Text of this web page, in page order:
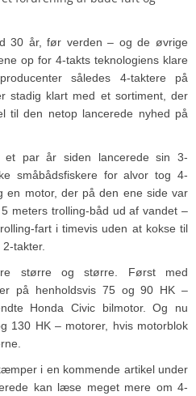
30 år, før verden – og de øvrige
op for 4-takts teknologiens klare
således 4-taktere på
stadig klart med et sortiment, der
til den netop lancerede nyhed på
par år siden lancerede sin 3-
småbådsfiskere for alvor tog 4-
en motor, der på den ene side var
meters trolling-båd ud af vandet –
fart i timevis uden at kokse til
takter.
større og større. Først med
på henholdsvis 75 og 90 HK –
Honda Civic bilmotor. Og nu
130 HK – motorer, hvis motorblok
i en kommende artikel under
kan læse meget mere om 4-